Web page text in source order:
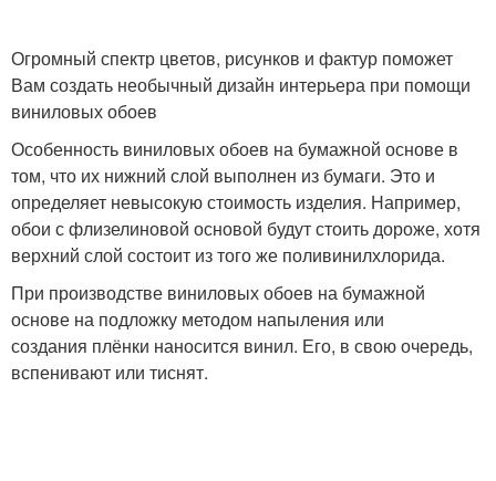
Огромный спектр цветов, рисунков и фактур поможет
Вам создать необычный дизайн интерьера при помощи
виниловых обоев
Особенность виниловых обоев на бумажной основе в
том, что их нижний слой выполнен из бумаги. Это и
определяет невысокую стоимость изделия. Например,
обои с флизелиновой основой будут стоить дороже, хотя
верхний слой состоит из того же поливинилхлорида.
При производстве виниловых обоев на бумажной
основе на подложку методом напыления или
создания плёнки наносится винил. Его, в свою очередь,
вспенивают или тиснят.